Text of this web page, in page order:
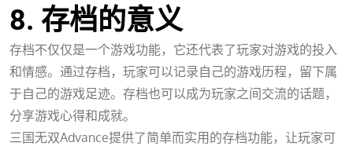
8. 存档的意义
存档不仅仅是一个游戏功能，它还代表了玩家对游戏的投入
和情感。通过存档，玩家可以记录自己的游戏历程，留下属
于自己的游戏足迹。存档也可以成为玩家之间交流的话题，
分享游戏心得和成就。
三国无双Advance提供了简单而实用的存档功能，让玩家可